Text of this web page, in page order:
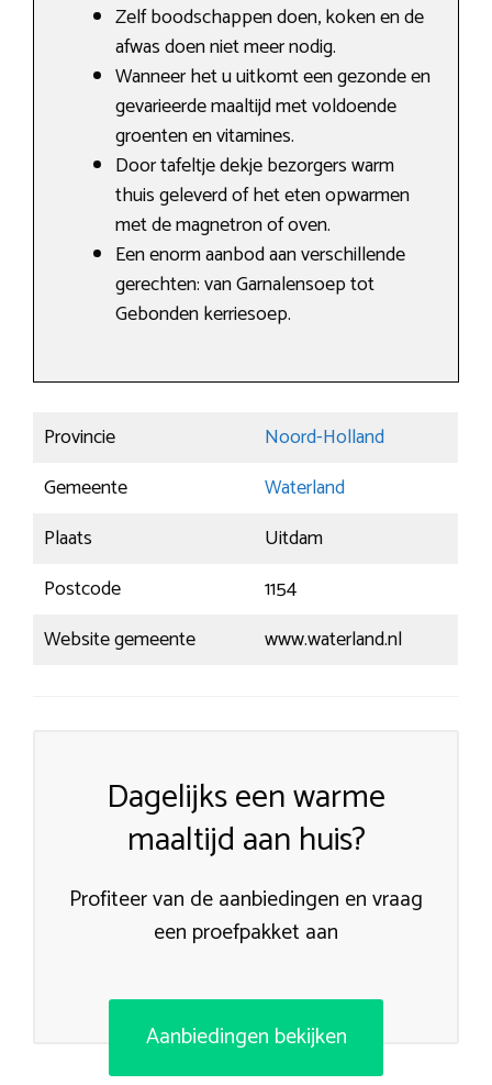
Zelf boodschappen doen, koken en de
afwas doen niet meer nodig.
Wanneer het u uitkomt een gezonde en
gevarieerde maaltijd met voldoende
groenten en vitamines.
Door tafeltje dekje bezorgers warm
thuis geleverd of het eten opwarmen
met de magnetron of oven.
Een enorm aanbod aan verschillende
gerechten: van Garnalensoep tot
Gebonden kerriesoep.
Provincie
Noord-Holland
Gemeente
Waterland
Plaats
Uitdam
Postcode
1154
Website gemeente
www.waterland.nl
Dagelijks een warme
maaltijd aan huis?
Profiteer van de aanbiedingen en vraag
een proefpakket aan
Aanbiedingen bekijken